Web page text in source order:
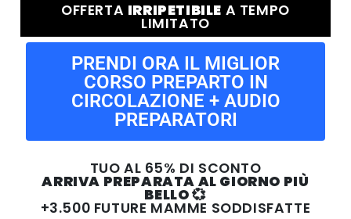
OFFERTA IRRIPETIBILE A TEMPO
LIMITATO
PRENDI ORA IL MIGLIOR
CORSO PREPARTO IN
CIRCOLAZIONE + AUDIO
PREPARATORI
TUO AL 65% DI SCONTO
ARRIVA PREPARATA AL GIORNO PIÙ
BELLO 💞
+3.500 FUTURE MAMME SODDISFATTE